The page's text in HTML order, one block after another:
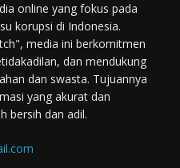
online yang fokus pada
korupsi di Indonesia.
media ini berkomitmen
dan mendukung
dan swasta. Tujuannya
yang akurat dan
bersih dan adil.